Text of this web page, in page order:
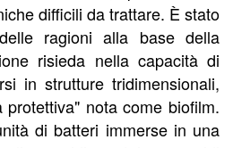
difficili da trattare. È stato
ragioni alla base della
risieda nella capacità di
in strutture tridimensionali,
nota come biofilm.
di batteri immerse in una